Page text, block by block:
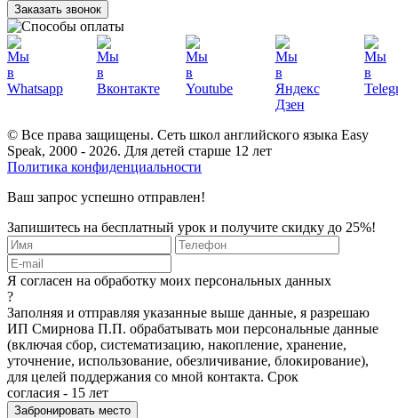
Заказать звонок
© Все права защищены. Сеть школ английского языка Easy
Speak, 2000 - 2026. Для детей старше 12 лет
Политика конфиденциальности
Ваш запрос успешно отправлен!
Запишитесь на бесплатный урок и получите скидку до 25%!
Я согласен на обработку моих персональных данных
?
Заполняя и отправляя указанные выше данные, я разрешаю
ИП Смирнова П.П. обрабатывать мои персональные данные
(включая сбор, систематизацию, накопление, хранение,
уточнение, использование, обезличивание, блокирование),
для целей поддержания со мной контакта. Срок
согласия - 15 лет